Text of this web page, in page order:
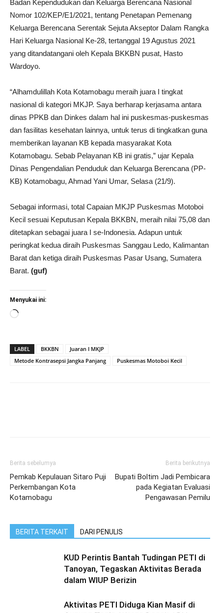
Badan Kependudukan dan Keluarga Berencana Nasional
Nomor 102/KEP/E1/2021, tentang Penetapan Pemenang
Keluarga Berencana Serentak Sejuta Akseptor Dalam Rangka
Hari Keluarga Nasional Ke-28, tertanggal 19 Agustus 2021
yang ditandatangani oleh Kepala BKKBN pusat, Hasto
Wardoyo.
“Alhamdulillah Kota Kotamobagu meraih juara I tingkat
nasional di kategori MKJP. Saya berharap kerjasama antara
dinas PPKB dan Dinkes dalam hal ini puskesmas-puskesmas
dan fasilitas kesehatan lainnya, untuk terus di tingkatkan guna
memberikan layanan KB kepada masyarakat Kota
Kotamobagu. Sebab Pelayanan KB ini gratis,” ujar Kepala
Dinas Pengendalian Penduduk dan Keluarga Berencana (PP-
KB) Kotamobagu, Ahmad Yani Umar, Selasa (21/9).
Sebagai informasi, total Capaian MKJP Puskesmas Motoboi
Kecil sesuai Keputusan Kepala BKKBN, meraih nilai 75,08 dan
ditetapkan sebagai juara I se-Indonesia. Adapun untuk
peringkat kedua diraih Puskesmas Sanggau Ledo, Kalimantan
Barat dan ketiga diraih Puskesmas Pasar Usang, Sumatera
Barat. (guf)
Menyukai ini:
Memuat...
LABEL BKKBN
Juaran I MKJP
Metode Kontrasepsi Jangka Panjang
Puskesmas Motoboi Kecil
Berita sebelumya
Pemkab Kepulauan Sitaro Puji
Perkembangan Kota
Kotamobagu
Berita berikutnya
Bupati Boltim Jadi Pembicara
pada Kegiatan Evaluasi
Pengawasan Pemilu
BERITA TERKAIT DARI PENULIS
KUD Perintis Bantah Tudingan PETI di
Tanoyan, Tegaskan Aktivitas Berada
dalam WIUP Berizin
Aktivitas PETI Diduga Kian Masif di